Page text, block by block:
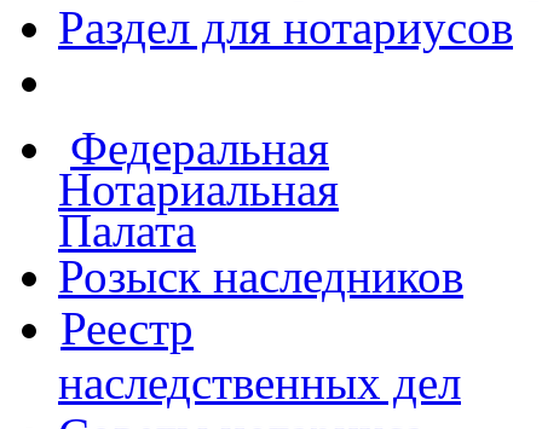
Раздел для нотариусов
Федеральная
Нотариальная
Палата
Розыск наследников
Реестр
наследственных дел